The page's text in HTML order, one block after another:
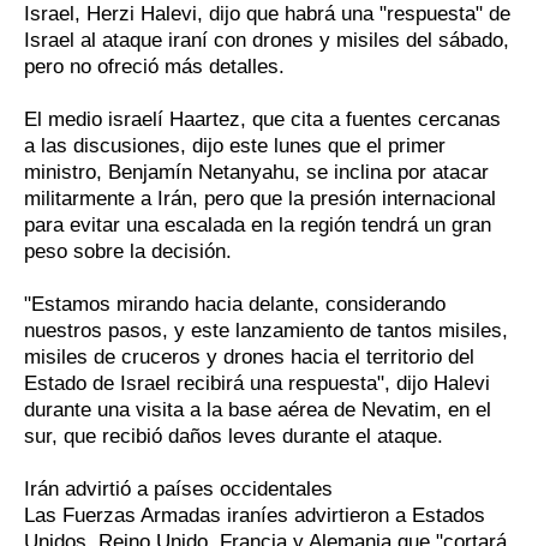
Israel, Herzi Halevi, dijo que habrá una "respuesta" de
Israel al ataque iraní con drones y misiles del sábado,
pero no ofreció más detalles.
El medio israelí Haartez, que cita a fuentes cercanas
a las discusiones, dijo este lunes que el primer
ministro, Benjamín Netanyahu, se inclina por atacar
militarmente a Irán, pero que la presión internacional
para evitar una escalada en la región tendrá un gran
peso sobre la decisión.
"Estamos mirando hacia delante, considerando
nuestros pasos, y este lanzamiento de tantos misiles,
misiles de cruceros y drones hacia el territorio del
Estado de Israel recibirá una respuesta", dijo Halevi
durante una visita a la base aérea de Nevatim, en el
sur, que recibió daños leves durante el ataque.
Irán advirtió a países occidentales
Las Fuerzas Armadas iraníes advirtieron a Estados